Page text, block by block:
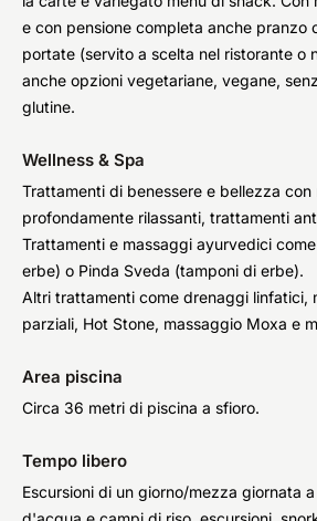
e con pensione completa anche pranzo
portate (servito a scelta nel ristorante o
anche opzioni vegetariane, vegane,
glutine.
Wellness & Spa
Trattamenti di benessere e bellezza con
profondamente rilassanti, trattamenti
Trattamenti e massaggi ayurvedici
erbe) o Pinda Sveda (tamponi di erbe).
Altri trattamenti come drenaggi linfatici,
parziali, Hot Stone, massaggio Moxa e
Area piscina
Circa 36 metri di piscina a sfioro.
Tempo libero
Escursioni di un giorno/mezza giornata